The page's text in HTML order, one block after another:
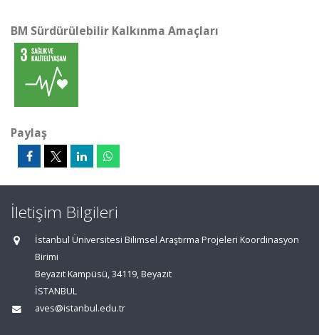
BM Sürdürülebilir Kalkınma Amaçları
Paylaş
İletişim Bilgileri
İstanbul Üniversitesi Bilimsel Araştırma Projeleri Koordinasyon
Birimi
Beyazıt Kampüsü, 34119, Beyazıt
İSTANBUL
aves@istanbul.edu.tr